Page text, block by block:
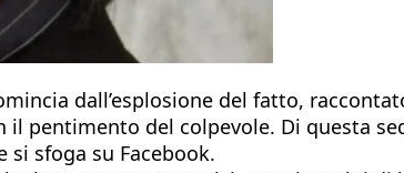
dall’esplosione del fatto,
pentimento del colpevole. Di questa
si sfoga su Facebook.